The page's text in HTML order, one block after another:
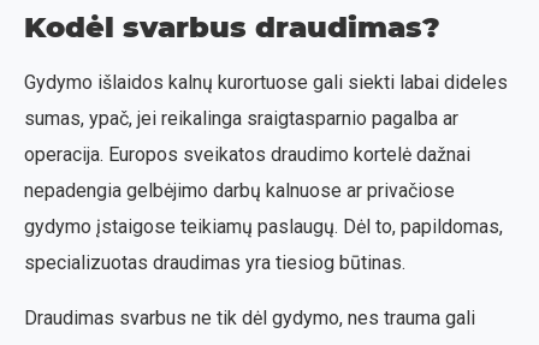
Kodėl svarbus draudimas?
Gydymo išlaidos kalnų kurortuose gali siekti labai dideles
sumas, ypač, jei reikalinga sraigtasparnio pagalba ar
operacija. Europos sveikatos draudimo kortelė dažnai
nepadengia gelbėjimo darbų kalnuose ar privačiose
gydymo įstaigose teikiamų paslaugų. Dėl to, papildomas,
specializuotas draudimas yra tiesiog būtinas.
Draudimas svarbus ne tik dėl gydymo, nes trauma gali